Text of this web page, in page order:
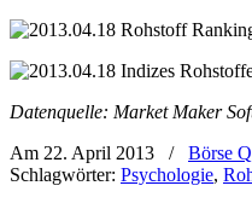
Datenquelle: Market Maker
Am 22. April 2013
/
Börse
Schlagwörter: Psychologie,